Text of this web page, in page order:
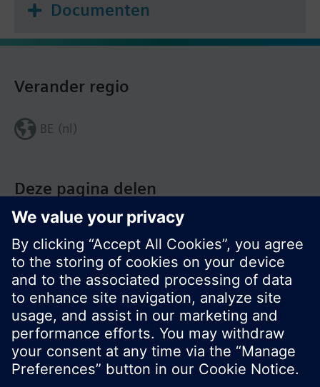
Documenten
Deze pagina delen
Verander regio
BE (nl)
© Siemens Nederland N.V. 2017